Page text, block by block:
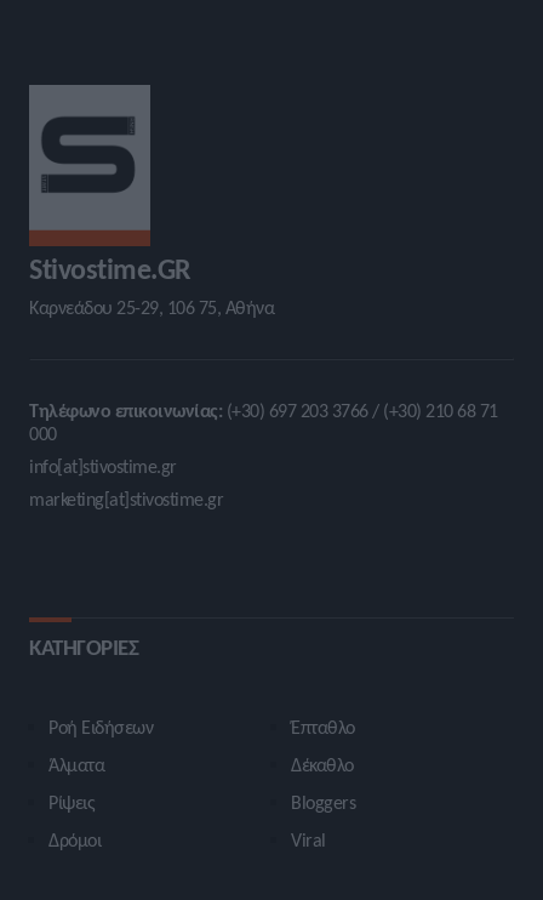
Stivostime.GR
Καρνεάδου 25-29, 106 75, Αθήνα
Τηλέφωνο επικοινωνίας: (+30) 697 203 3766 / (+30) 210 68 71
000
info[at]stivostime.gr
marketing[at]stivostime.gr
ΚΑΤΗΓΟΡΙΕΣ
Ροή Ειδήσεων
Άλματα
Ρίψεις
Δρόμοι
Έπταθλο
Δέκαθλο
Bloggers
Viral